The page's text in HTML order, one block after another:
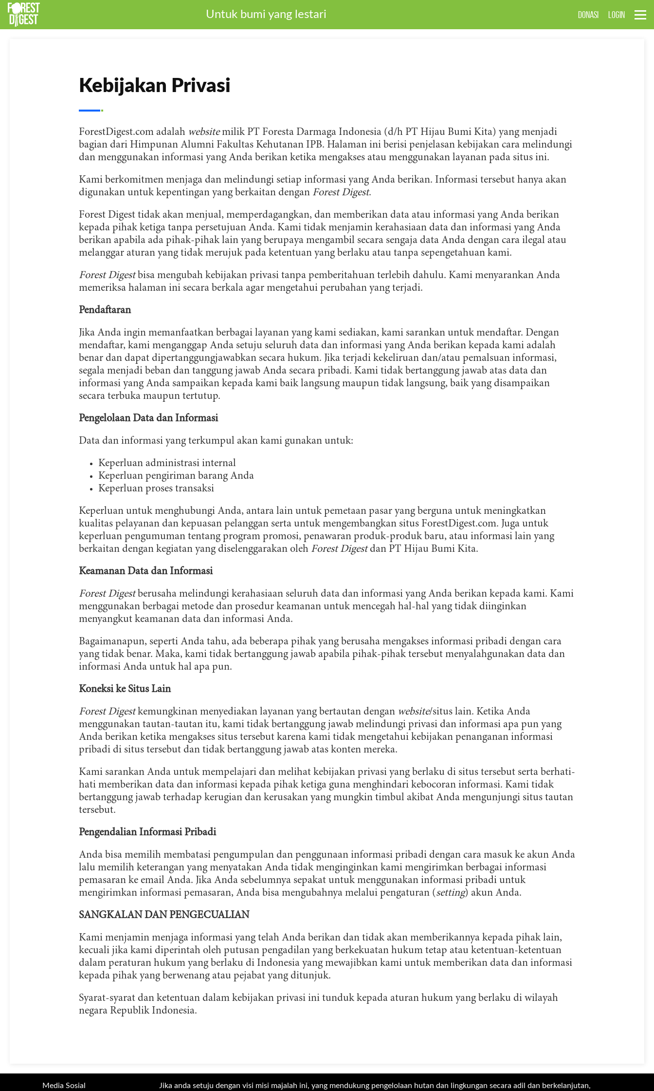
Untuk bumi yang lestari DONASI LOGIN
Kebijakan Privasi
ForestDigest.com adalah websitemilik PT Foresta Darmaga Indonesia (d/h PT Hijau Bumi Kita) yang menjadi
bagian dari Himpunan Alumni Fakultas Kehutanan IPB. Halaman ini berisi penjelasan kebijakan cara melindungi
dan menggunakan informasi yang Anda berikan ketika mengakses atau menggunakan layanan pada situs ini.
Kami berkomitmen menjaga dan melindungi setiap informasi yang Anda berikan. Informasi tersebut hanya akan
digunakan untuk kepentingan yang berkaitan dengan Forest Digest.
Forest Digest tidak akan menjual, memperdagangkan, dan memberikan data atau informasi yang Anda berikan
kepada pihak ketiga tanpa persetujuan Anda. Kami tidak menjamin kerahasiaan data dan informasi yang Anda
berikan apabila ada pihak-pihak lain yang berupaya mengambil secara sengaja data Anda dengan cara ilegal atau
melanggar aturan yang tidak merujuk pada ketentuan yang berlaku atau tanpa sepengetahuan kami.
Forest Digestbisa mengubah kebijakan privasi tanpa pemberitahuan terlebih dahulu. Kami menyarankan Anda
memeriksa halaman ini secara berkala agar mengetahui perubahan yang terjadi.
Pendaftaran
Jika Anda ingin memanfaatkan berbagai layanan yang kami sediakan, kami sarankan untuk mendaftar. Dengan
mendaftar, kami menganggap Anda setuju seluruh data dan informasi yang Anda berikan kepada kami adalah
benar dan dapat dipertanggungjawabkan secara hukum. Jika terjadi kekeliruan dan/atau pemalsuan informasi,
segala menjadi beban dan tanggung jawab Anda secara pribadi. Kami tidak bertanggung jawab atas data dan
informasi yang Anda sampaikan kepada kami baik langsung maupun tidak langsung, baik yang disampaikan
secara terbuka maupun tertutup.
Pengelolaan Data dan Informasi
Data dan informasi yang terkumpul akan kami gunakan untuk:
Keperluan administrasi internal
Keperluan pengiriman barang Anda
Keperluan proses transaksi
Keperluan untuk menghubungi Anda, antara lain untuk pemetaan pasar yang berguna untuk meningkatkan
kualitas pelayanan dan kepuasan pelanggan serta untuk mengembangkan situs ForestDigest.com. Juga untuk
keperluan pengumuman tentang program promosi, penawaran produk-produk baru, atau informasi lain yang
berkaitan dengan kegiatan yang diselenggarakan oleh Forest Digestdan PT Hijau Bumi Kita.
Keamanan Data dan Informasi
Forest Digestberusaha melindungi kerahasiaan seluruh data dan informasi yang Anda berikan kepada kami. Kami
menggunakan berbagai metode dan prosedur keamanan untuk mencegah hal-hal yang tidak diinginkan
menyangkut keamanan data dan informasi Anda.
Bagaimanapun, seperti Anda tahu, ada beberapa pihak yang berusaha mengakses informasi pribadi dengan cara
yang tidak benar. Maka, kami tidak bertanggung jawab apabila pihak-pihak tersebut menyalahgunakan data dan
informasi Anda untuk hal apa pun.
Koneksi ke Situs Lain
Forest Digestkemungkinan menyediakan layanan yang bertautan dengan website/situs lain. Ketika Anda
menggunakan tautan-tautan itu, kami tidak bertanggung jawab melindungi privasi dan informasi apa pun yang
Anda berikan ketika mengakses situs tersebut karena kami tidak mengetahui kebijakan penanganan informasi
pribadi di situs tersebut dan tidak bertanggung jawab atas konten mereka.
Kami sarankan Anda untuk mempelajari dan melihat kebijakan privasi yang berlaku di situs tersebut serta berhati-
hati memberikan data dan informasi kepada pihak ketiga guna menghindari kebocoran informasi. Kami tidak
bertanggung jawab terhadap kerugian dan kerusakan yang mungkin timbul akibat Anda mengunjungi situs tautan
tersebut.
Pengendalian Informasi Pribadi
Anda bisa memilih membatasi pengumpulan dan penggunaan informasi pribadi dengan cara masuk ke akun Anda
lalu memilih keterangan yang menyatakan Anda tidak menginginkan kami mengirimkan berbagai informasi
pemasaran ke email Anda. Jika Anda sebelumnya sepakat untuk menggunakan informasi pribadi untuk
mengirimkan informasi pemasaran, Anda bisa mengubahnya melalui pengaturan (setting) akun Anda.
SANGKALAN DAN PENGECUALIAN
Kami menjamin menjaga informasi yang telah Anda berikan dan tidak akan memberikannya kepada pihak lain,
kecuali jika kami diperintah oleh putusan pengadilan yang berkekuatan hukum tetap atau ketentuan-ketentuan
dalam peraturan hukum yang berlaku di Indonesia yang mewajibkan kami untuk memberikan data dan informasi
kepada pihak yang berwenang atau pejabat yang ditunjuk.
Syarat-syarat dan ketentuan dalam kebijakan privasi ini tunduk kepada aturan hukum yang berlaku di wilayah
negara Republik Indonesia.
Media Sosial Jika anda setuju dengan visi misi majalah ini, yang mendukung pengelolaan hutan dan lingkungan secara adil dan berkelanjutan,